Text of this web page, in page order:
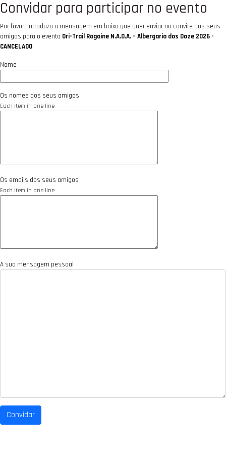
Convidar para participar no evento
Por favor, introduza a mensagem em baixo que quer enviar no convite aos seus
amigos para o evento Ori-Trail Rogaine N.A.D.A. – Albergaria dos Doze 2026 -
CANCELADO
Nome
Os nomes dos seus amigos
Each item in one line
Os emails dos seus amigos
Each item in one line
A sua mensagem pessoal